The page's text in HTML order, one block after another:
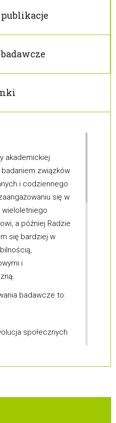
akademickiej
badaniem związków
i codziennego
się w
wieloletniego
a później Radzie
się bardziej w
i
badawcze to:
społecznych
i przekształcanie
klimatycznych